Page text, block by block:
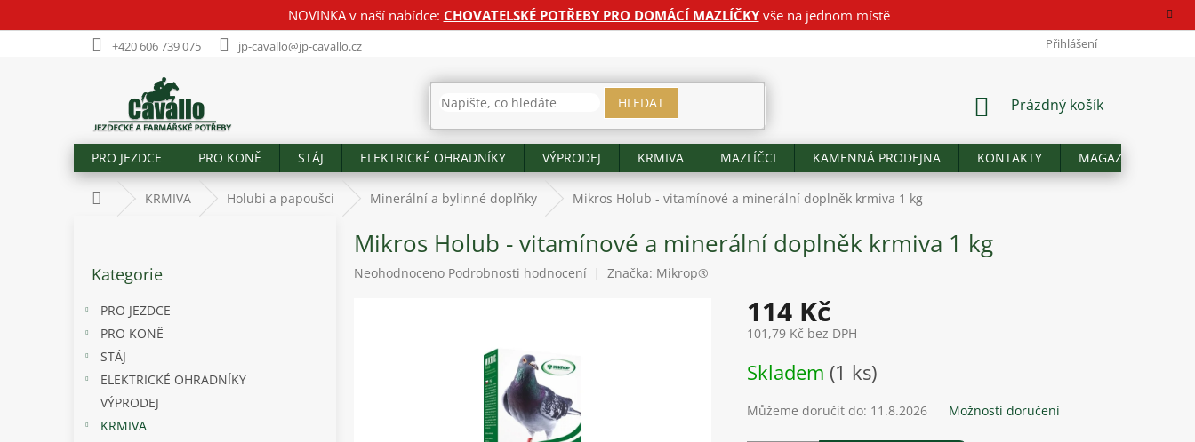
NOVINKA v naší nabídce: CHOVATELSKÉ POTŘEBY PRO DOMÁCÍ MAZLÍČKYvše na jednom místě
+420 606 739 075 jp-cavallo@jp-cavallo.cz Přihlášení
HLEDAT
NÁKUPNÍ
Prázdný košík
PRO JEZDCE PRO KONĚ STÁJ ELEKTRICKÉ OHRADNÍKY VÝPRODEJ KRMIVA MAZLÍČCI KAMENNÁ PRODEJNA KONTAKTY MAGAZÍN
Domů KRMIVA Holubi a papoušci Minerální a bylinné doplňky Mikros Holub - vitamínové a minerální doplněk krmiva 1 kg
kategorie
Kategorie
PRO JEZDCE
PRO KONĚ
STÁJ
ELEKTRICKÉ OHRADNÍKY
VÝPRODEJ
KRMIVA
Mikros Holub - vitamínové a minerální doplněk krmiva 1 kg
Průměrné
Neohodnoceno Podrobnosti hodnocení Značka: Mikrop®
114 Kč
101,79 Kč bez DPH
cena:
Skladem (1 ks)
Můžeme doručit do: 11.8.2026 Možnosti doručení